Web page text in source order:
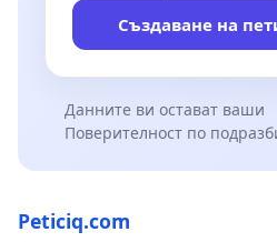
Създаване на
Данните ви остават ваши
Поверителност по
Peticiq.com